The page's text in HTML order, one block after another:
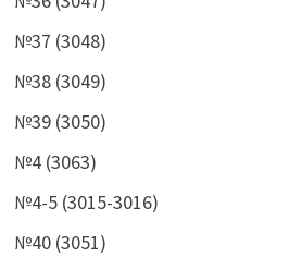
№37 (3048)
№38 (3049)
№39 (3050)
№4 (3063)
№4-5 (3015-3016)
№40 (3051)